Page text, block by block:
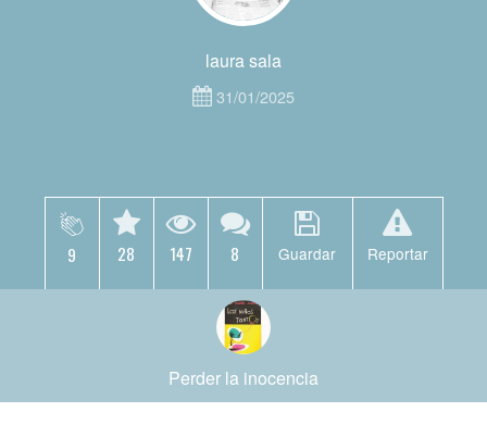
laura sala
31/01/2025
9 28 147 8 Guardar Reportar
Perder la inocencia